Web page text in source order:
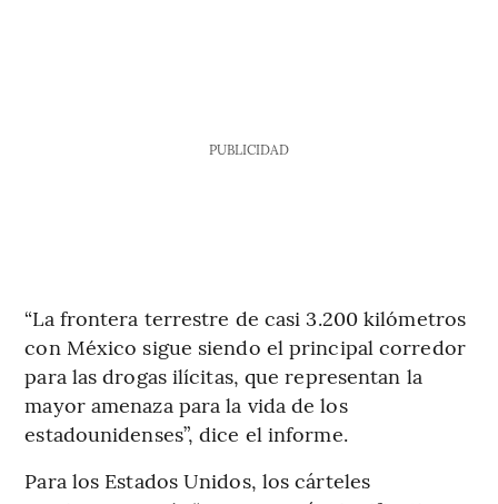
PUBLICIDAD
“La frontera terrestre de casi 3.200 kilómetros
con México sigue siendo el principal corredor
para las drogas ilícitas, que representan la
mayor amenaza para la vida de los
estadounidenses”, dice el informe.
Para los Estados Unidos, los cárteles